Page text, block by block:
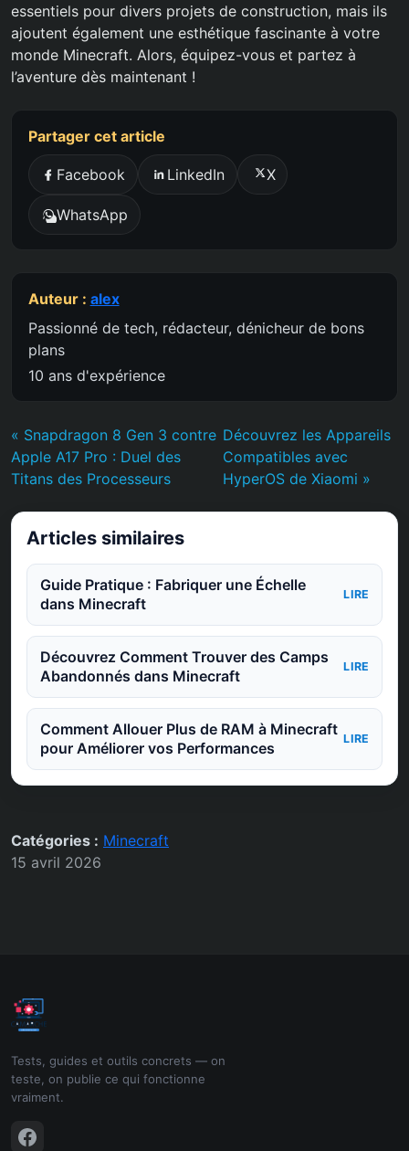
essentiels pour divers projets de construction, mais ils
ajoutent également une esthétique fascinante à votre
monde Minecraft. Alors, équipez-vous et partez à
l’aventure dès maintenant !
Partager cet article
Facebook LinkedIn X
WhatsApp
Auteur : alex
Passionné de tech, rédacteur, dénicheur de bons
plans
10 ans d'expérience
« Snapdragon 8 Gen 3 contre
Apple A17 Pro : Duel des
Titans des Processeurs
Découvrez les Appareils
Compatibles avec
HyperOS de Xiaomi »
Articles similaires
Guide Pratique : Fabriquer une Échelle
dans Minecraft
LIRE
Découvrez Comment Trouver des Camps
Abandonnés dans Minecraft
LIRE
Comment Allouer Plus de RAM à Minecraft
pour Améliorer vos Performances
LIRE
Catégories : Minecraft
15 avril 2026
Tests, guides et outils concrets — on
teste, on publie ce qui fonctionne
vraiment.